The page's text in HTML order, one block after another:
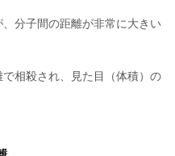
分子間の距離が非常に大きい
相殺され、見た目（体積）の